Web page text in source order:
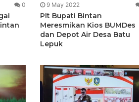
0 9 May 2022
Plt Bupati Bintan
Meresmikan Kios BUMDes
dan Depot Air Desa Batu
Lepuk